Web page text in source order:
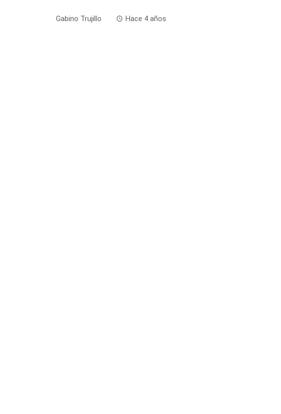
Gabino Trujillo Hace 4 años